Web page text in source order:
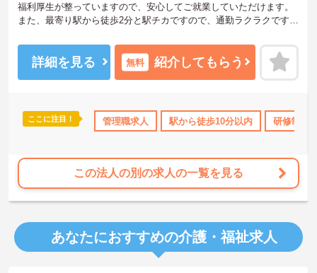
研修制度あり 産休･育休･介護休暇取得実績あり 社会保険
福利厚生が整っていますので、安心してご就業していただけます。
また、最寄り駅から徒歩2分と駅チカですので、通勤ラクラクです。
詳細を見る 無料 紹介してもらう
ここに注目！ 管理職求人 駅から徒歩10分以内 研修制度
この法人の別の求人の一覧を見る
あなたにおすすめの介護・福祉求人